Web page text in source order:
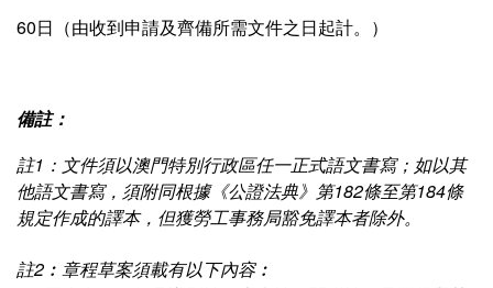
60日（由收到申請及齊備所需文件之日起計。）
備註：
註1：文件須以澳門特別行政區任一正式語文書寫；如以其
他語文書寫，須附同根據《公證法典》第182條至第184條
規定作成的譯本，但獲勞工事務局豁免譯本者除外。
註2︰章程草案須載有以下內容︰